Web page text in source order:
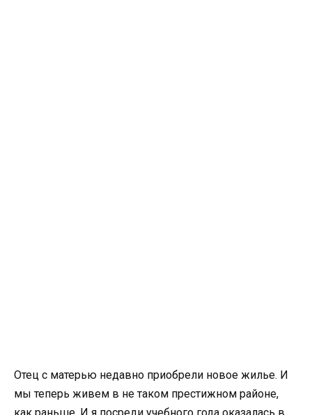
Отец с матерью недавно приобрели новое жилье. И
мы теперь живем в не таком престижном районе,